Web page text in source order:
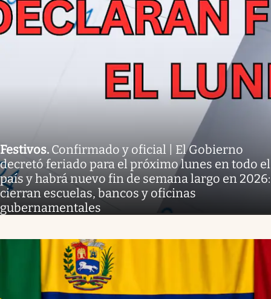
Festivos. Confirmado y oficial | El Gobierno
decretó feriado para el próximo lunes en todo el
país y habrá nuevo fin de semana largo en 2026:
cierran escuelas, bancos y oficinas
gubernamentales